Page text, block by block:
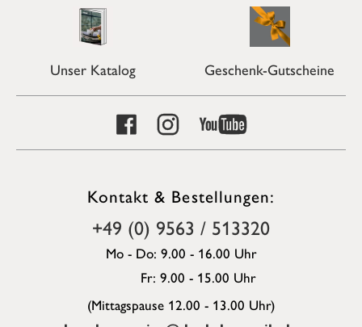
Unser Katalog Geschenk-Gutscheine
Kontakt & Bestellungen:
+49 (0) 9563 / 513320
Mo - Do: 9.00 - 16.00 Uhr
Fr: 9.00 - 15.00 Uhr
(Mittagspause 12.00 - 13.00 Uhr)